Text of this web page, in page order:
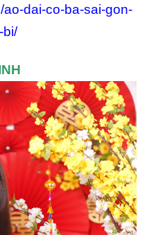
dai-co-ba-sai-gon-
bi/